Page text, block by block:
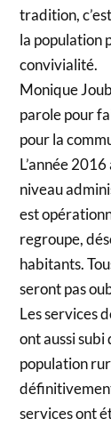
tradition,
la population
convivialité.
Monique
parole pour
pour la
L’année
niveau
est
regroupe,
habitants.
seront pas
Les services
ont aussi
population
services ont